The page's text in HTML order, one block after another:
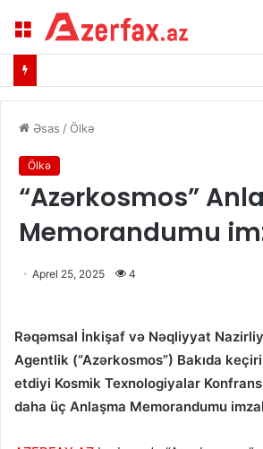
Menu
Əsas /Ölkə
Ölkə
“Azərkosmos”
Memorandumu
Aprel 25, 2025 4
Rəqəmsal İnkişaf və Nəqliyyat
Agentlik (“Azərkosmos”) Bakıda
etdiyi Kosmik Texnologiyalar
daha üç Anlaşma Memorandumu